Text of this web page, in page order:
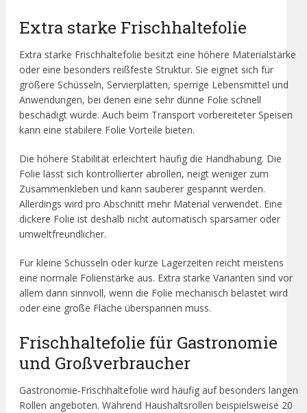
Extra starke Frischhaltefolie
Extra starke Frischhaltefolie besitzt eine höhere Materialstärke
oder eine besonders reißfeste Struktur. Sie eignet sich für
größere Schüsseln, Servierplatten, sperrige Lebensmittel und
Anwendungen, bei denen eine sehr dünne Folie schnell
beschädigt würde. Auch beim Transport vorbereiteter Speisen
kann eine stabilere Folie Vorteile bieten.
Die höhere Stabilität erleichtert häufig die Handhabung. Die
Folie lässt sich kontrollierter abrollen, neigt weniger zum
Zusammenkleben und kann sauberer gespannt werden.
Allerdings wird pro Abschnitt mehr Material verwendet. Eine
dickere Folie ist deshalb nicht automatisch sparsamer oder
umweltfreundlicher.
Für kleine Schüsseln oder kurze Lagerzeiten reicht meistens
eine normale Folienstärke aus. Extra starke Varianten sind vor
allem dann sinnvoll, wenn die Folie mechanisch belastet wird
oder eine große Fläche überspannen muss.
Frischhaltefolie für Gastronomie
und Großverbraucher
Gastronomie-Frischhaltefolie wird häufig auf besonders langen
Rollen angeboten. Während Haushaltsrollen beispielsweise 20